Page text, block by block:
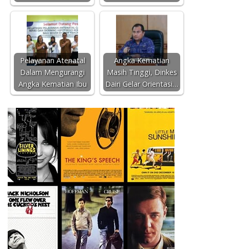
Pelayanan Atenatal
Dalam Mengurangi
Angka Kematian Ibu
Angka Kematian
Masih Tinggi, Dinkes
Dairi Gelar Orientasi…